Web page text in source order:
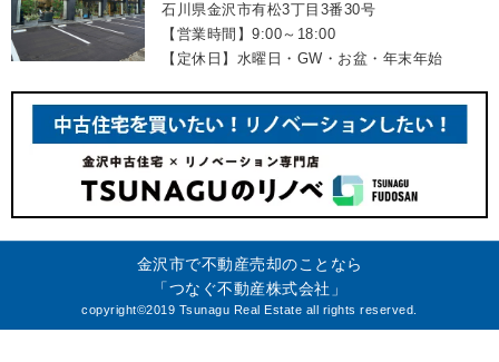
石川県金沢市有松3丁目3番30号
【営業時間】9:00～18:00
【定休日】水曜日・GW・お盆・年末年始
金沢市で不動産売却のことなら
「つなぐ不動産株式会社」
copyright©2019 Tsunagu Real Estate all rights reserved.